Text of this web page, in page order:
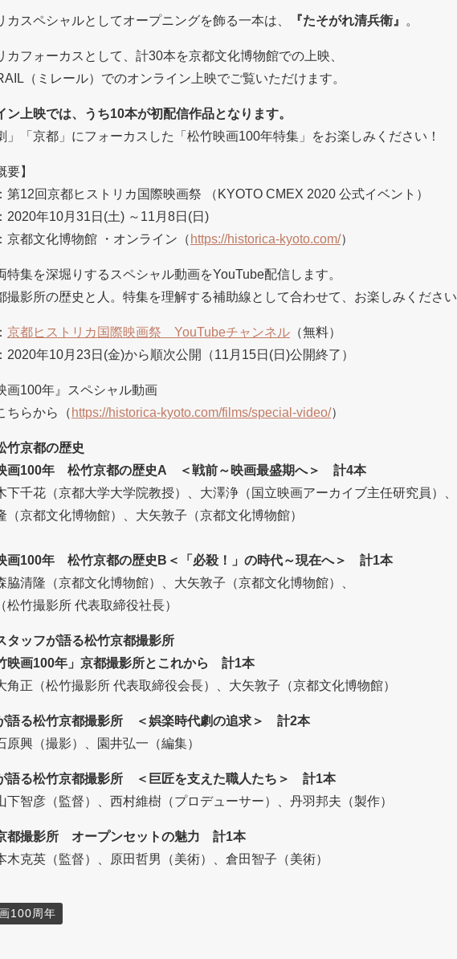
カスペシャルとしてオープニングを飾る一本は、 『たそがれ清兵衛』 。
カフォーカスとして、計30本を京都文化博物館での上映、
（ミレール）でのオンライン上映でご覧いただけます。
ン上映では、うち10本が初配信作品となります。
」「京都」にフォーカスした「松竹映画100年特集」をお楽しみください！
要】
12回京都ヒストリカ国際映画祭 （KYOTO CMEX 2020 公式イベント）
年10月31日(土) ～11月8日(日)
都文化博物館 ・オンライン（ https://historica-kyoto.com/）
特集を深堀りするスペシャル動画をYouTube配信します。
撮影所の歴史と人。特集を理解する補助線として合わせて、お楽しみください
京都ヒストリカ国際映画祭 YouTubeチャンネル （無料）
年10月23日(金)から順次公開（11月15日(日)公開終了）
画100年』スペシャル動画
ちらから（ https://historica-kyoto.com/films/special-video/）
竹京都の歴史
画100年 松竹京都の歴史A ＜戦前～映画最盛期へ＞ 計4本
下千花（京都大学大学院教授）、大澤浄（国立映画アーカイブ主任研究員）、
（京都文化博物館）、大矢敦子（京都文化博物館）
画100年 松竹京都の歴史B＜「必殺！」の時代～現在へ＞ 計1本
脇清隆（京都文化博物館）、大矢敦子（京都文化博物館）、
松竹撮影所 代表取締役社長）
タッフが語る松竹京都撮影所
映画100年」京都撮影所とこれから 計1本
角正（松竹撮影所 代表取締役会長）、大矢敦子（京都文化博物館）
語る松竹京都撮影所 ＜娯楽時代劇の追求＞ 計2本
原興（撮影）、園井弘一（編集）
語る松竹京都撮影所 ＜巨匠を支えた職人たち＞ 計1本
下智彦（監督）、西村維樹（プロデューサー）、丹羽邦夫（製作）
都撮影所 オープンセットの魅力 計1本
木克英（監督）、原田哲男（美術）、倉田智子（美術）
100周年